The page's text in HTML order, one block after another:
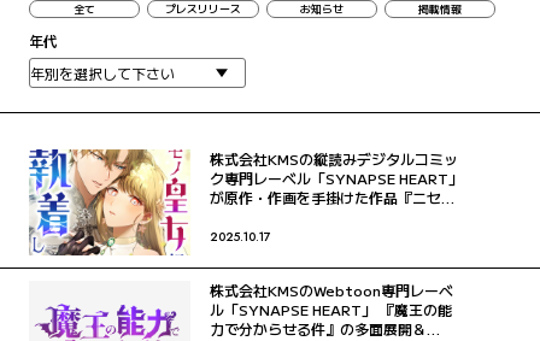
全て プレスリリース お知らせ 掲載情報
年代
株式会社KMSの縦読みデジタルコミッ
ク専門レーベル「SYNAPSE HEART」
が原作・作画を手掛けた作品『ニセモ
ス！！
2025.10.17
株式会社KMSのWebtoon専門レーベ
ル「SYNAPSE HEART」 『魔王の能
力で分からせる件』の多面展開＆